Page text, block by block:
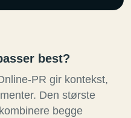
best?
PR gir kontekst,
Den største
begge